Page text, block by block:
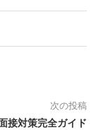
次の投稿
接対策完全ガイド